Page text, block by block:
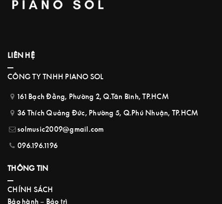
LIÊN HỆ
CÔNG TY TNHH PIANO SOL
161 Bạch Đằng, Phường 2, Q.Tân Bình, TP.HCM
36 Thích Quảng Đức, Phường 5, Q.Phú Nhuận, TP.HCM
solmusic2009@gmail.com
096.196.1196
THÔNG TIN
CHÍNH SÁCH
Bảo hành – Bảo trì